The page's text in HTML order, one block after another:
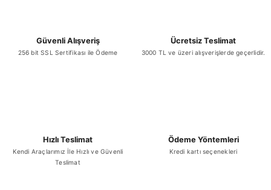
Güvenli Alışveriş
256 bit SSL Sertifikası ile Ödeme
Ücretsiz Teslimat
3000 TL ve üzeri alışverişlerde geçerlidir.
Hızlı Teslimat
Kendi Araçlarımız İle Hızlı ve Güvenli
Teslimat
Ödeme Yöntemleri
Kredi kartı seçenekleri